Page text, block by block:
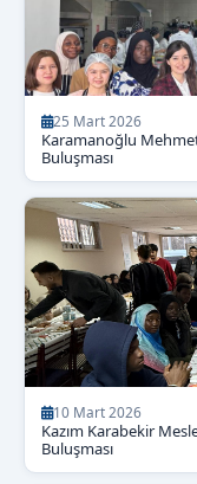
25 Mart 2026
Karamanoğlu
Buluşması
10 Mart 2026
Kazım Karabekir
Buluşması